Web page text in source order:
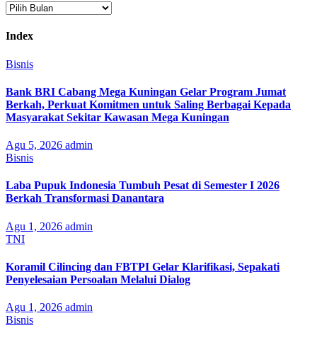
Arsip
Index
Bisnis
Bank BRI Cabang Mega Kuningan Gelar Program Jumat
Berkah, Perkuat Komitmen untuk Saling Berbagai Kepada
Masyarakat Sekitar Kawasan Mega Kuningan
Agu 5, 2026 admin
Bisnis
Laba Pupuk Indonesia Tumbuh Pesat di Semester I 2026
Berkah Transformasi Danantara
Agu 1, 2026 admin
TNI
Koramil Cilincing dan FBTPI Gelar Klarifikasi, Sepakati
Penyelesaian Persoalan Melalui Dialog
Agu 1, 2026 admin
Bisnis